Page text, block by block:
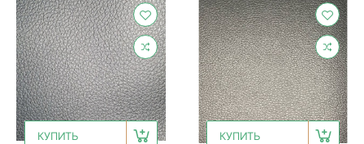
КУПИТЬ КУПИТЬ